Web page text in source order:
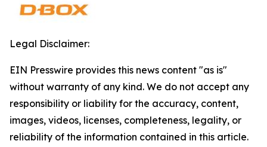
Legal Disclaimer:
EIN Presswire provides this news content "as is"
without warranty of any kind. We do not accept any
responsibility or liability for the accuracy, content,
images, videos, licenses, completeness, legality, or
reliability of the information contained in this article.